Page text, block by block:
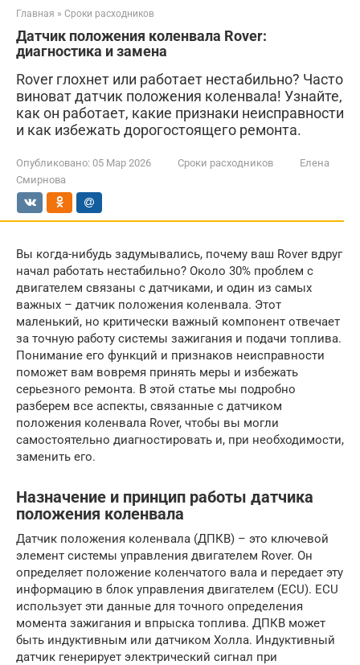
Главная » Сроки расходников
Датчик положения коленвала Rover:
диагностика и замена
Rover глохнет или работает нестабильно? Часто
виноват датчик положения коленвала! Узнайте,
как он работает, какие признаки неисправности
и как избежать дорогостоящего ремонта.
Опубликовано: 05 Мар 2026 Сроки расходников
Елена
Смирнова
Вы когда-нибудь задумывались, почему ваш Rover вдруг
начал работать нестабильно? Около 30% проблем с
двигателем связаны с датчиками, и один из самых
важных – датчик положения коленвала. Этот
маленький, но критически важный компонент отвечает
за точную работу системы зажигания и подачи топлива.
Понимание его функций и признаков неисправности
поможет вам вовремя принять меры и избежать
серьезного ремонта. В этой статье мы подробно
разберем все аспекты, связанные с датчиком
положения коленвала Rover, чтобы вы могли
самостоятельно диагностировать и, при необходимости,
заменить его.
Назначение и принцип работы датчика
положения коленвала
Датчик положения коленвала (ДПКВ) – это ключевой
элемент системы управления двигателем Rover. Он
определяет положение коленчатого вала и передает эту
информацию в блок управления двигателем (ECU). ECU
использует эти данные для точного определения
момента зажигания и впрыска топлива. ДПКВ может
быть индуктивным или датчиком Холла. Индуктивный
датчик генерирует электрический сигнал при